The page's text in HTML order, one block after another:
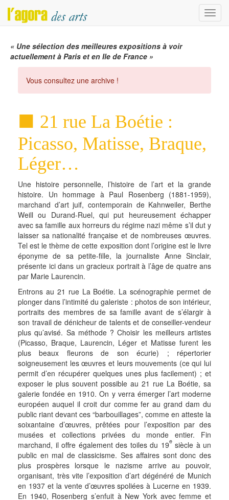
Menu
« Une sélection des meilleures expositions à voir
actuellement à Paris et en Ile de France »
Vous consultez une archive !
21 rue La Boétie :
Picasso, Matisse, Braque,
Léger…
Une histoire personnelle, l’histoire de l’art et la grande
histoire. Un hommage à Paul Rosenberg (1881-1959),
marchand d’art juif, contemporain de Kahnweiler, Berthe
Weill ou Durand-Ruel, qui put heureusement échapper
avec sa famille aux horreurs du régime nazi même s’il dut y
laisser sa nationalité française et de nombreuses œuvres.
Tel est le thème de cette exposition dont l’origine est le livre
éponyme de sa petite-fille, la journaliste Anne Sinclair,
présente ici dans un gracieux portrait à l’âge de quatre ans
par Marie Laurencin.
Entrons au 21 rue La Boétie. La scénographie permet de
plonger dans l’intimité du galeriste : photos de son intérieur,
portraits des membres de sa famille avant de s’élargir à
son travail de dénicheur de talents et de conseiller-vendeur
plus qu’avisé. Sa méthode ? Choisir les meilleurs artistes
(Picasso, Braque, Laurencin, Léger et Matisse furent les
plus beaux fleurons de son écurie) ; répertorier
soigneusement les œuvres et leurs mouvements (ce qui lui
permit d’en récupérer quelques unes plus facilement) ; et
exposer le plus souvent possible au 21 rue La Boétie, sa
galerie fondée en 1910. On y verra émerger l’art moderne
européen auquel il croit dur comme fer au grand dam du
public riant devant ces “barbouillages”, comme en atteste la
soixantaine d’œuvres, prêtées pour l’exposition par des
musées et collections privées du monde entier. Fin
marchand, il offre également des toiles du 19esiècle à un
public en mal de classicisme. Ses affaires sont donc des
plus prospères lorsque le nazisme arrive au pouvoir,
organisant, très vite l’exposition d’art dégénéré de Munich
en 1937 et la vente d’œuvres spoliées à Lucerne en 1939.
En 1940, Rosenberg s’enfuit à New York avec femme et